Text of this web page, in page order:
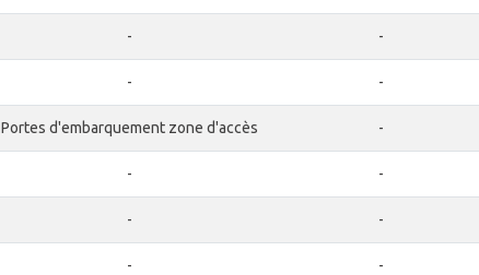
- -
- -
Portes d'embarquement zone d'accès -
- -
- -
- -